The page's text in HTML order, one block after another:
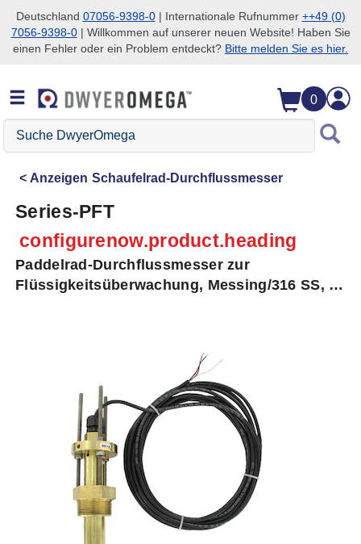
Zum Suchen überspringen
Zum Hauptinhalt überspringen
Zur Navigation überspringen
Deutschland 07056-9398-0| Internationale Rufnummer ++49 (0)
7056-9398-0| Willkommen auf unserer neuen Website! Haben Sie
einen Fehler oder ein Problem entdeckt? Bitte melden Sie es hier.
0
Suche
DwyerOmega
Anzeigen Schaufelrad-Durchflussmesser
Series-PFT
configurenow.product.heading
Paddelrad-Durchflussmesser zur
Flüssigkeitsüberwachung, Messing/316 SS, 4-